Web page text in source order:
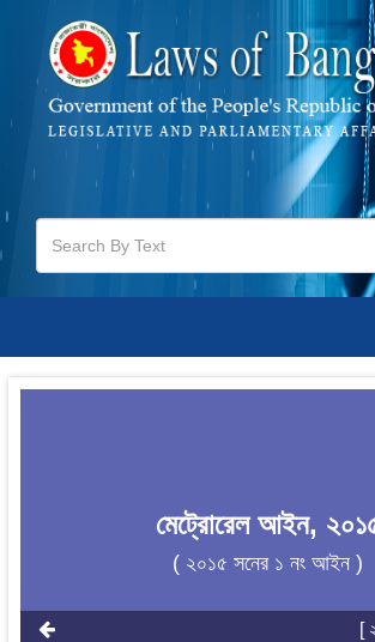
মেট্রোরেল আইন,
( ২০১৫ সনের ১ নং আইন )
[